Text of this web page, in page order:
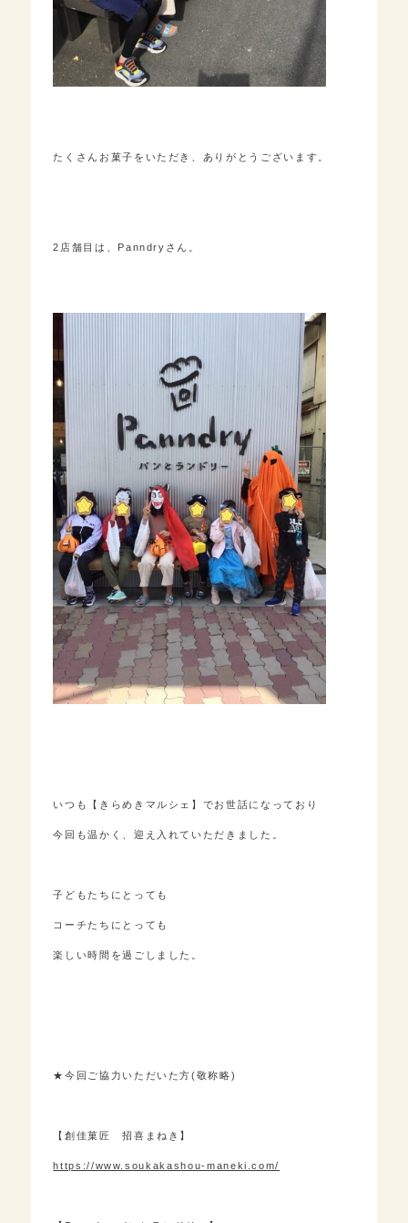
たくさんお菓子をいただき、ありがとうございます。
2店舗目は、Panndryさん。
いつも【きらめきマルシェ】でお世話になっており
今回も温かく、迎え入れていただきました。
子どもたちにとっても
コーチたちにとっても
楽しい時間を過ごしました。
★今回ご協力いただいた方(敬称略)
【創佳菓匠 招喜まねき】
https://www.soukakashou-maneki.com/